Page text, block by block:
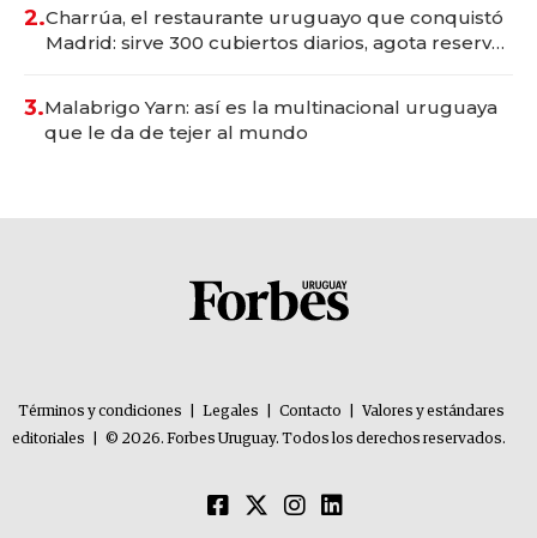
2.Charrúa, el restaurante uruguayo que conquistó
Madrid: sirve 300 cubiertos diarios, agota reservas
3.Malabrigo Yarn: así es la multinacional uruguaya
que le da de tejer al mundo
Términos y condiciones Legales Contacto
Valores y estándares
editoriales
© 2026. Forbes Uruguay. Todos los derechos reservados.